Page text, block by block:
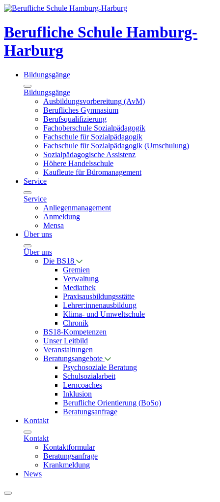
Berufliche Schule Hamburg-
Harburg
Bildungsgänge
Bildungsgänge
Ausbildungsvorbereitung (AvM)
Berufliches Gymnasium
Berufsqualifizierung
Fachoberschule Sozialpädagogik
Fachschule für Sozialpädagogik
Fachschule für Sozialpädagogik (Umschulung)
Sozialpädagogische Assistenz
Höhere Handelsschule
Kaufleute für Büromanagement
Service
Service
Anliegenmanagement
Anmeldung
Mensa
Über uns
Über uns
Die BS18
Gremien
Verwaltung
Mediathek
Praxisausbildungsstätte
Lehrer:innenausbildung
Klima- und Umweltschule
Chronik
BS18-Kompetenzen
Unser Leitbild
Veranstaltungen
Beratungsangebote
Psychosoziale Beratung
Schulsozialarbeit
Lerncoaches
Inklusion
Berufliche Orientierung (BoSo)
Beratungsanfrage
Kontakt
Kontakt
Kontaktformular
Beratungsanfrage
Krankmeldung
News